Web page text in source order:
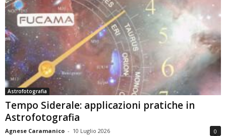
Astrofotografia
Tempo Siderale: applicazioni pratiche in
Astrofotografia
Agnese Caramanico - 10 Luglio 2026 0